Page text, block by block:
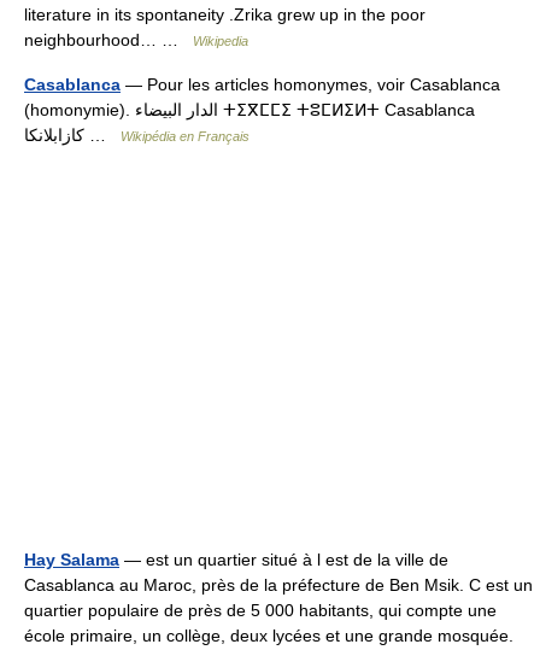
literature in its spontaneity .Zrika grew up in the poor
neighbourhood… …
Wikipedia
Casablanca — Pour les articles homonymes, voir Casablanca
(homonymie). الدار البيضاء ⵜⵉⴳⵎⵎⵉ ⵜⵓⵎⵍⵉⵍⵜ Casablanca
Wikipédia en Français
Hay Salama — est un quartier situé à l est de la ville de
Casablanca au Maroc, près de la préfecture de Ben Msik. C est un
quartier populaire de près de 5 000 habitants, qui compte une
école primaire, un collège, deux lycées et une grande mosquée.